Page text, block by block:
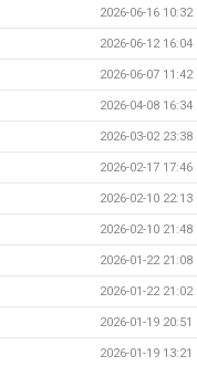
2026-06-16 10:32
2026-06-12 16:04
2026-06-07 11:42
2026-04-08 16:34
2026-03-02 23:38
2026-02-17 17:46
2026-02-10 22:13
2026-02-10 21:48
2026-01-22 21:08
2026-01-22 21:02
2026-01-19 20:51
2026-01-19 13:21